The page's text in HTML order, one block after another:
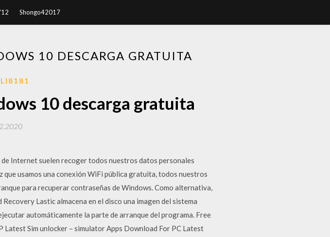
Shongo42017
10 DESCARGA GRATUITA
10 descarga gratuita
Internet suelen recoger todos nuestros datos personales
que usamos una conexión WiFi pública gratuita, todos nuestros
para recuperar contraseñas de Windows. Como alternativa,
Lastic almacena en el disco una imagen del sistema
automáticamente la parte de arranque del programa. Free
Sim unlocker – simulator Apps Download For PC Latest